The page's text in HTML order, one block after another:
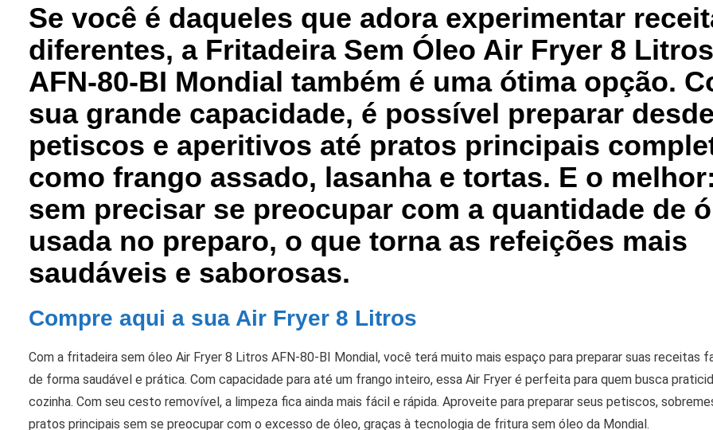
Se você é daqueles que adora experimentar
diferentes, a Fritadeira Sem Óleo Air Fryer 8 Litros
AFN-80-BI Mondial também é uma ótima opção.
sua grande capacidade, é possível preparar desde
petiscos e aperitivos até pratos principais
como frango assado, lasanha e tortas. E o melhor:
sem precisar se preocupar com a quantidade de
usada no preparo, o que torna as refeições mais
saudáveis e saborosas.
Compre aqui a sua Air Fryer 8 Litros
Com a fritadeira sem óleo Air Fryer 8 Litros AFN-80-BI Mondial, você terá muito mais espaço para preparar suas receitas
de forma saudável e prática. Com capacidade para até um frango inteiro, essa Air Fryer é perfeita para quem busca
cozinha. Com seu cesto removível, a limpeza fica ainda mais fácil e rápida. Aproveite para preparar seus petiscos,
pratos principais sem se preocupar com o excesso de óleo, graças à tecnologia de fritura sem óleo da Mondial.